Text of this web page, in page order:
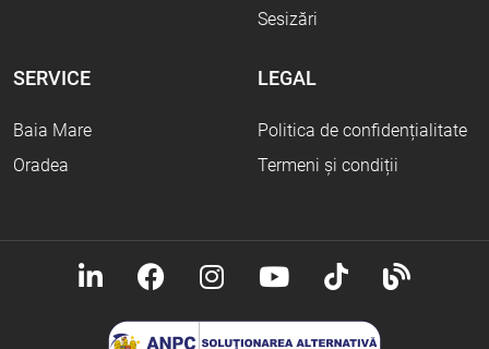
Sesizări
SERVICE
Baia Mare
Oradea
LEGAL
Politica de confidențialitate
Termeni și condiții